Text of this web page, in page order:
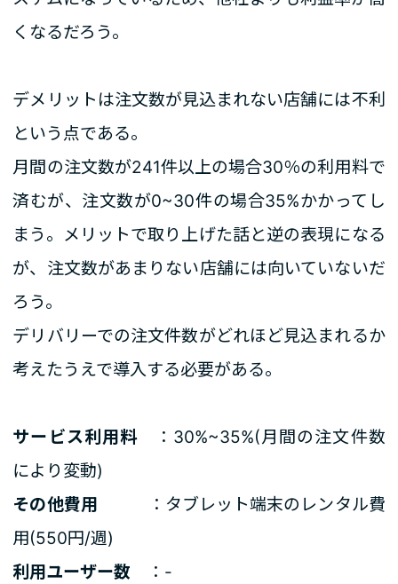
くなるだろう。
デメリットは注文数が見込まれない店舗には不利
という点である。
月間の注文数が241件以上の場合30％の利用料で
済むが、注文数が0~30件の場合35%かかってし
まう。メリットで取り上げた話と逆の表現になる
が、注文数があまりない店舗には向いていないだ
ろう。
デリバリーでの注文件数がどれほど見込まれるか
考えたうえで導入する必要がある。
サービス利用料：30%~35%(月間の注文件数
により変動)
その他費用
：タブレット端末のレンタル費
用(550円/週)
利用ユーザー数 ：-